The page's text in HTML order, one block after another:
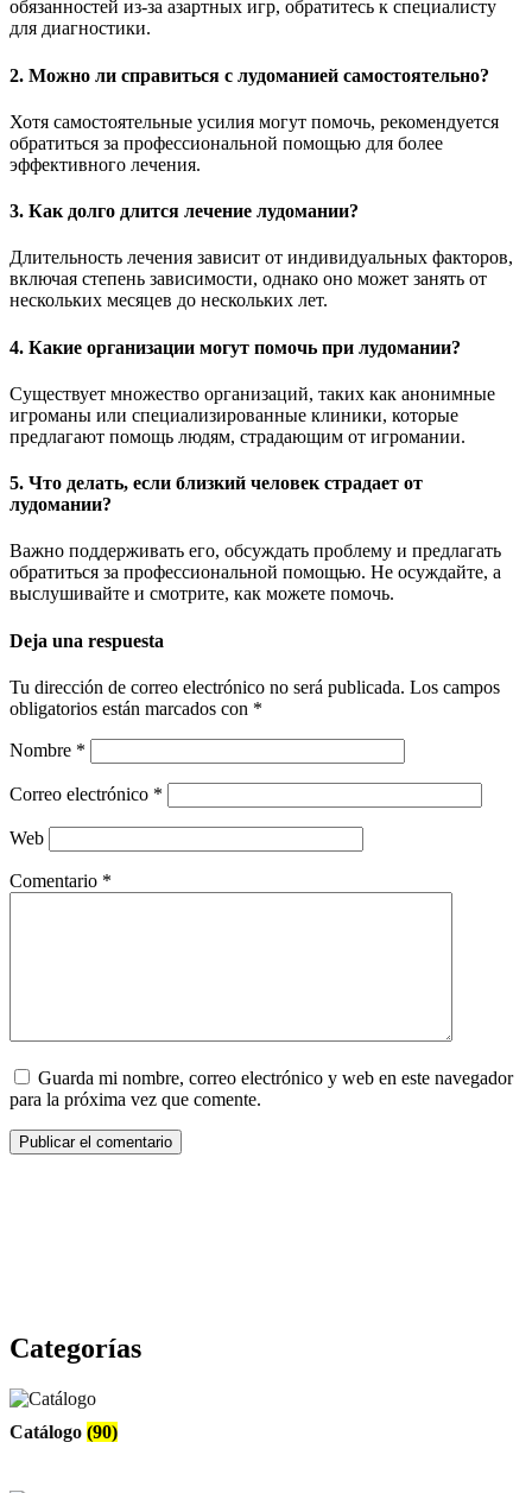
обязанностей из-за азартных игр, обратитесь к специалисту
для диагностики.
2. Можно ли справиться с лудоманией самостоятельно?
Хотя самостоятельные усилия могут помочь, рекомендуется
обратиться за профессиональной помощью для более
эффективного лечения.
3. Как долго длится лечение лудомании?
Длительность лечения зависит от индивидуальных факторов,
включая степень зависимости, однако оно может занять от
нескольких месяцев до нескольких лет.
4. Какие организации могут помочь при лудомании?
Существует множество организаций, таких как анонимные
игроманы или специализированные клиники, которые
предлагают помощь людям, страдающим от игромании.
5. Что делать, если близкий человек страдает от
лудомании?
Важно поддерживать его, обсуждать проблему и предлагать
обратиться за профессиональной помощью. Не осуждайте, а
выслушивайте и смотрите, как можете помочь.
Deja una respuesta
Tu dirección de correo electrónico no será publicada. Los campos
obligatorios están marcados con *
Nombre *
Correo electrónico *
Web
Comentario *
Guarda mi nombre, correo electrónico y web en este navegador
para la próxima vez que comente.
Categorías
Catálogo (90)